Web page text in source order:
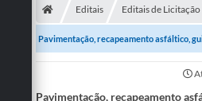
Editais Editais de Licitação
Pavimentação, recapeamento asfáltico,
Pavimentação, recapeamento